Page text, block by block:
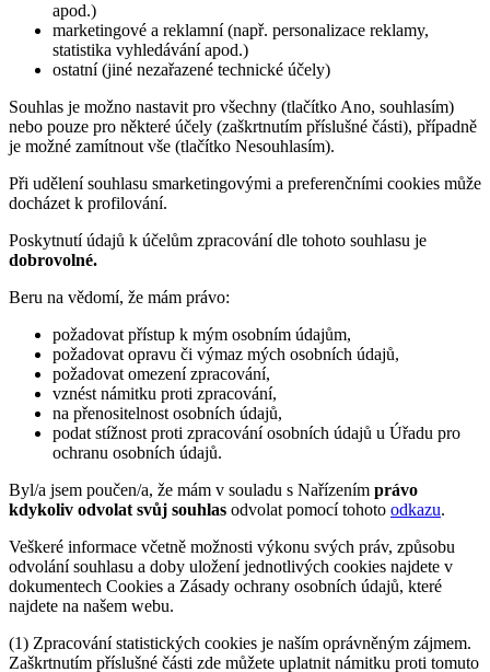
apod.)
marketingové a reklamní (např. personalizace reklamy,
statistika vyhledávání apod.)
ostatní (jiné nezařazené technické účely)
Souhlas je možno nastavit pro všechny (tlačítko Ano, souhlasím)
nebo pouze pro některé účely (zaškrtnutím příslušné části), případně
je možné zamítnout vše (tlačítko Nesouhlasím).
Při udělení souhlasu smarketingovými a preferenčními cookies může
docházet k profilování.
Poskytnutí údajů k účelům zpracování dle tohoto souhlasu je
dobrovolné.
Beru na vědomí, že mám právo:
požadovat přístup k mým osobním údajům,
požadovat opravu či výmaz mých osobních údajů,
požadovat omezení zpracování,
vznést námitku proti zpracování,
na přenositelnost osobních údajů,
podat stížnost proti zpracování osobních údajů u Úřadu pro
ochranu osobních údajů.
Byl/a jsem poučen/a, že mám v souladu s Nařízením právo
kdykoliv odvolat svůj souhlas odvolat pomocí tohoto odkazu.
Veškeré informace včetně možnosti výkonu svých práv, způsobu
odvolání souhlasu a doby uložení jednotlivých cookies najdete v
dokumentech Cookies a Zásady ochrany osobních údajů, které
najdete na našem webu.
(1) Zpracování statistických cookies je naším oprávněným zájmem.
Zaškrtnutím příslušné části zde můžete uplatnit námitku proti tomuto